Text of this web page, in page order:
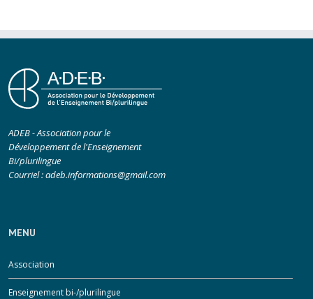
ADEB - Association pour le
Développement de l'Enseignement
Bi/plurilingue
Courriel :adeb.informations@gmail.com
MENU
Association
Enseignement bi-/plurilingue